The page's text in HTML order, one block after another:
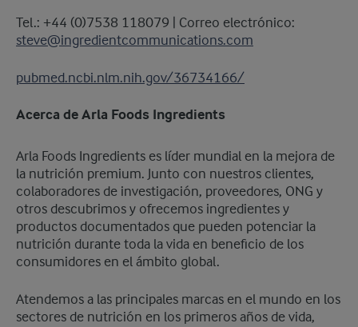
Tel.: +44 (0)7538 118079 | Correo electrónico:
steve@ingredientcommunications.com
pubmed.ncbi.nlm.nih.gov/36734166/
Acerca de Arla Foods Ingredients
​Arla Foods Ingredients es líder mundial en la mejora de
la nutrición premium. Junto con nuestros clientes,
colaboradores de investigación, proveedores, ONG y
otros descubrimos y ofrecemos ingredientes y
productos documentados que pueden potenciar la
nutrición durante toda la vida en beneficio de los
consumidores en el ámbito global.
Atendemos a las principales marcas en el mundo en los
sectores de nutrición en los primeros años de vida,